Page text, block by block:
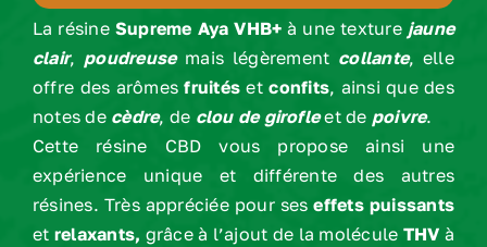
La résine Supreme Aya VHB+ à une texture jaune
clair, poudreuse mais légèrement collante, elle
offre des arômesfruités etconfits, ainsi que des
notes de cèdre, de clou de girofleet de poivre.
Cette résine CBD vous propose ainsi une
expérience unique et différente des autres
résines. Très appréciée pour seseffets puissants
et relaxants, grâce à l’ajout de la molécule THV à